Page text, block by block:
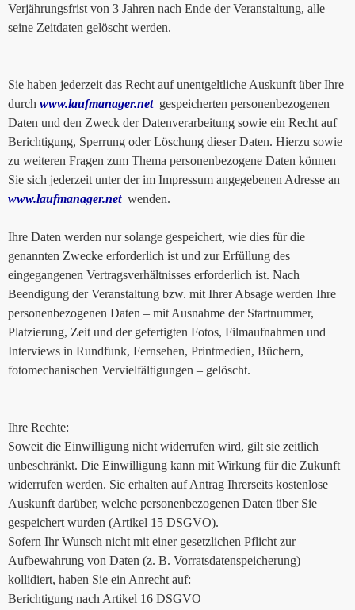
Verjährungsfrist von 3 Jahren nach Ende der Veranstaltung, alle
seine Zeitdaten gelöscht werden.
Sie haben jederzeit das Recht auf unentgeltliche Auskunft über Ihre
durch www.laufmanager.netgespeicherten personenbezogenen
Daten und den Zweck der Datenverarbeitung sowie ein Recht auf
Berichtigung, Sperrung oder Löschung dieser Daten. Hierzu sowie
zu weiteren Fragen zum Thema personenbezogene Daten können
Sie sich jederzeit unter der im Impressum angegebenen Adresse an
www.laufmanager.netwenden.
Ihre Daten werden nur solange gespeichert, wie dies für die
genannten Zwecke erforderlich ist und zur Erfüllung des
eingegangenen Vertragsverhältnisses erforderlich ist. Nach
Beendigung der Veranstaltung bzw. mit Ihrer Absage werden Ihre
personenbezogenen Daten – mit Ausnahme der Startnummer,
Platzierung, Zeit und der gefertigten Fotos, Filmaufnahmen und
Interviews in Rundfunk, Fernsehen, Printmedien, Büchern,
fotomechanischen Vervielfältigungen – gelöscht.
Ihre Rechte:
Soweit die Einwilligung nicht widerrufen wird, gilt sie zeitlich
unbeschränkt. Die Einwilligung kann mit Wirkung für die Zukunft
widerrufen werden. Sie erhalten auf Antrag Ihrerseits kostenlose
Auskunft darüber, welche personenbezogenen Daten über Sie
gespeichert wurden (Artikel 15 DSGVO).
Sofern Ihr Wunsch nicht mit einer gesetzlichen Pflicht zur
Aufbewahrung von Daten (z. B. Vorratsdatenspeicherung)
kollidiert, haben Sie ein Anrecht auf:
Berichtigung nach Artikel 16 DSGVO